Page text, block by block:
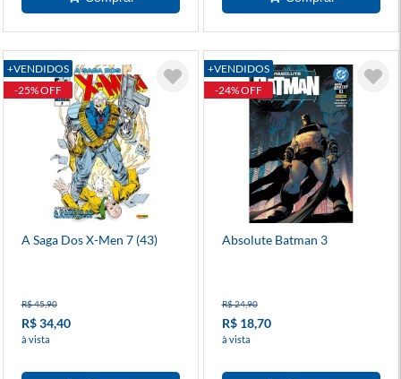
+VENDIDOS
-25% OFF
A Saga Dos X-Men 7 (43)
R$ 45,90
R$ 34,40
à vista
+VENDIDOS
-24% OFF
Absolute Batman 3
R$ 24,90
R$ 18,70
à vista